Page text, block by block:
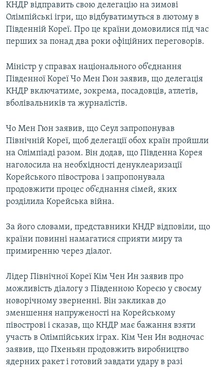
Усі сайти RFE/RL
КНДР відправить свою делегацію на зимові
Олімпійські ігри, що відбуватимуться в лютому в
Південній Кореї. Про це країни домовилися під час
перших за понад два роки офіційних переговорів.
Міністр у справах національного об’єднання
Південної Кореї Чо Мен Гюн заявив, що делегація
КНДР включатиме, зокрема, посадовців, атлетів,
вболівальників та журналістів.
Чо Мен Гюн заявив, що Сеул запропонував
Північній Кореї, щоб делегації обох країн пройшли
на Олімпіаді разом. Він додав, що Південна Корея
наголосила на необхідності денуклеаризації
Корейського півострова і запропонувала
продовжити процес об’єднання сімей, яких
розділила Корейська війна.
За його словами, представники КНДР відповіли, що
країни повинні намагатися сприяти миру та
примиренню через діалог.
Лідер Північної Кореї Кім Чен Ин заявив про
можливість діалогу з Південною Кореєю у своєму
новорічному зверненні. Він закликав до
зменшення напруженості на Корейському
півострові і сказав, що КНДР має бажання взяти
участь в Олімпійських іграх. Кім Чен Ин водночас
заявив, що Пхеньян продовжить виробництво
ядерних ракет і готовий завдати удару в разі